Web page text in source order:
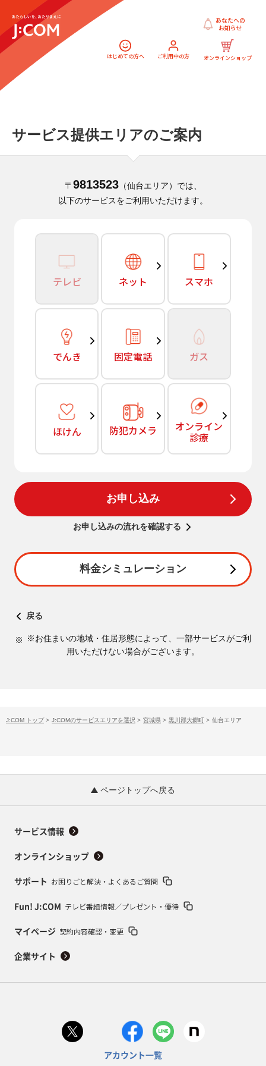
はじめての方へ ご利用中の方 オンラインショップ
あなたへの
お知らせ
サービス提供エリアのご案内
〒 9813523（仙台エリア）では、
以下のサービスをご利用いただけます。
テレビ ネット スマホ
でんき 固定電話 ガス
ほけん 防犯カメラ オンライン
診療
お申し込み
お申し込みの流れを確認する
料金シミュレーション
戻る
※お住まいの地域・住居形態によって、一部サービスがご利
用いただけない場合がございます。
J:COM トップ > J:COMのサービスエリアを選択 > 宮城県 > 黒川郡大郷町 > 仙台エリア
ページトップへ戻る
サービス情報
オンラインショップ
サポート お困りごと解決・よくあるご質問
Fun! J:COM テレビ番組情報／プレゼント・優待
マイページ 契約内容確認・変更
企業サイト
アカウント一覧